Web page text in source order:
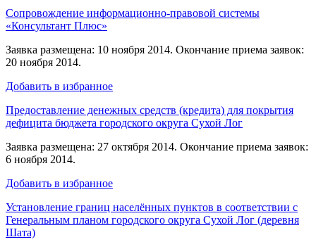
Сопровождение информационно-правовой системы
«Консультант Плюс»
Заявка размещена: 10 ноября 2014. Окончание приема заявок:
20 ноября 2014.
Добавить в избранное
Предоставление денежных средств (кредита) для покрытия
дефицита бюджета городского округа Сухой Лог
Заявка размещена: 27 октября 2014. Окончание приема заявок:
6 ноября 2014.
Добавить в избранное
Установление границ населённых пунктов в соответствии с
Генеральным планом городского округа Сухой Лог (деревня
Шата)